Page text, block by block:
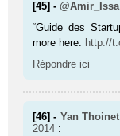
[45] -@Amir_Issa
“Guide des
more here: http://
Répondre ici
[46] - Yan
2014 :